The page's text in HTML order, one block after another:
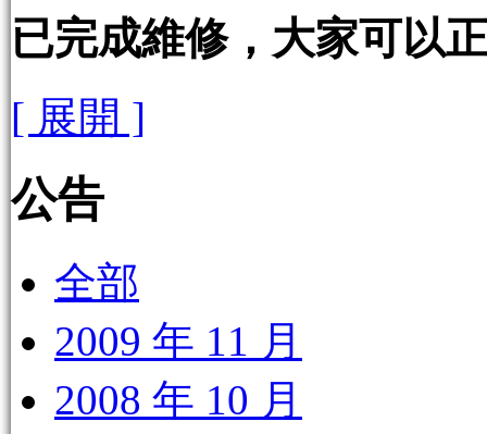
已完成維修，大家可以
[ 展開 ]
公告
全部
2009 年 11 月
2008 年 10 月